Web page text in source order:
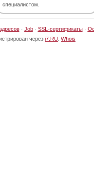
специалистом.
· Job· SSL-сертификаты·
через i7.RU Whois